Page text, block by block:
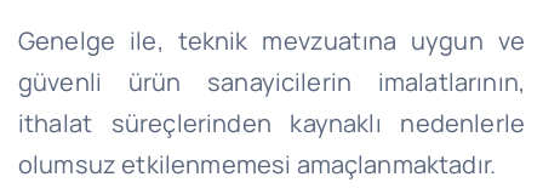
Genelge ile, teknik mevzuatına uygun ve
güvenli ürün sanayicilerin imalatlarının,
ithalat süreçlerinden kaynaklı nedenlerle
olumsuz etkilenmemesi amaçlanmaktadır.